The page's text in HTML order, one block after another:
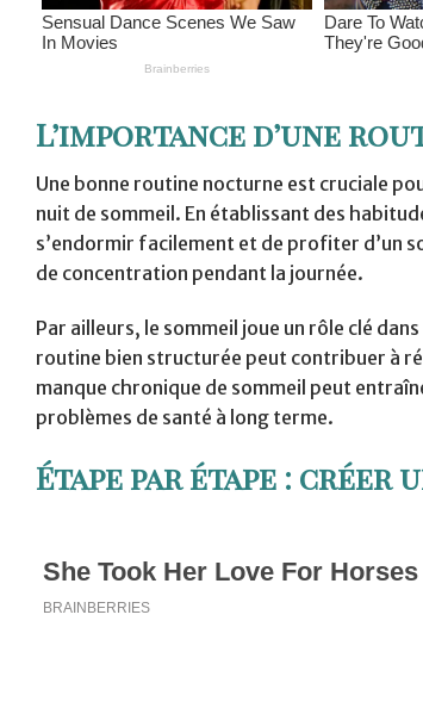
L’importance d’une
Une bonne routine nocturne est cruciale
nuit de sommeil. En établissant des
s’endormir facilement et de profiter d’un
de concentration pendant la journée.
Par ailleurs, le sommeil joue un rôle clé
routine bien structurée peut contribuer à
manque chronique de sommeil peut
problèmes de santé à long terme.
Étape par étape : créer